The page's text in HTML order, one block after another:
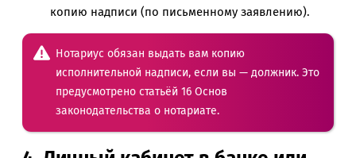
копию надписи (по письменному заявлению).
Нотариус обязан выдать вам копию
исполнительной надписи, если вы — должник. Это
предусмотрено статьёй 16 Основ
законодательства о нотариате.